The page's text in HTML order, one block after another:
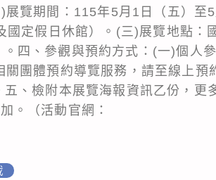
覽期間：115年5月1日（五）至
定假日休館）。(三)展覽地點：
四、參觀與預約方式：(一)個人
團體預約導覽服務，請至線上預
、檢附本展覽海報資訊乙份，更
。（活動官網：